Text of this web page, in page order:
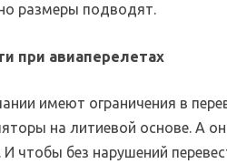
размеры подводят.
при авиаперелетах
имеют ограничения в
на литиевой основе. А
И чтобы без нарушений